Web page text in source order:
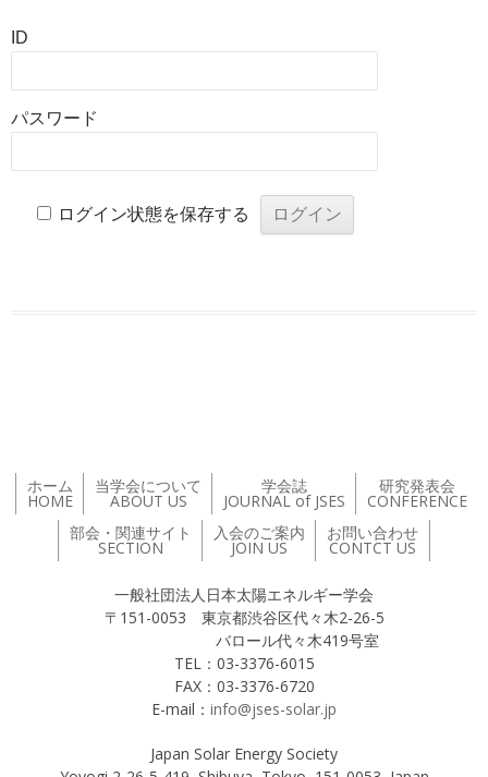
ID
パスワード
ログイン状態を保存する
ホーム
HOME
当学会について
ABOUT US
学会誌
JOURNAL of JSES
研究発表会
CONFERENCE
部会・関連サイト
SECTION
入会のご案内
JOIN US
お問い合わせ
CONTCT US
一般社団法人日本太陽エネルギー学会
〒151-0053 東京都渋谷区代々木2-26-5
バロール代々木419号室
TEL：03-3376-6015
FAX：03-3376-6720
E-mail： info@jses-solar.jp
Japan Solar Energy Society